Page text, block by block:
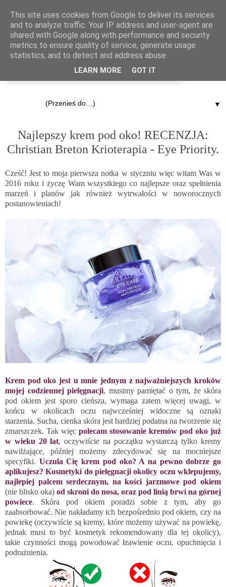
▼
Najlepszy krem pod oko! RECENZJA:
Christian Breton Krioterapia - Eye Priority.
Cześć! Jest to moja pierwsza notka w styczniu więc witam Was w
2016 roku i życzę Wam wszystkiego co najlepsze oraz spełnienia
marzeń i planów jak również wytrwałości w noworocznych
postanowieniach!
Krem pod oko jest u mnie jednym z najważniejszych kroków
mojej codziennej pielęgnacji, musimy pamiętać o tym, że skóra
pod okiem jest sporo cieńsza, wymaga zatem więcej uwagi, w
końcu w okolicach oczu najwcześniej widoczne są oznaki
starzenia. Sucha, cienka skóra jest bardziej podatna na tworzenie się
zmarszczek. Tak więc polecam stosowanie kremów pod oko już
w wieku 20 lat, oczywiście na początku wystarczą tylko kremy
nawilżające, później możemy zdecydować się na mocniejsze
specyfiki. Uczula Cię krem pod oko? A na pewno dobrze go
aplikujesz? Kosmetyki do pielęgnacji okolicy oczu wklepujemy,
najlepiej palcem serdecznym, na kości jarzmowe pod okiem
(nie blisko oka) od skroni do nosa, oraz pod linią brwi na górnej
powiece. Skóra pod okiem poradzi sobie z tym, aby go
zaabsorbować. Nie nakładamy ich bezpośrednio pod okiem, czy na
powiekę (oczywiście są kremy, które możemy używać na powiekę,
jednak musi to być kosmetyk rekomendowany dla tej okolicy),
takie czynności mogą powodować łzawienie oczu, opuchnięcia i
podrażnienia.
This site uses cookies from Google to deliver its services
and to analyze traffic. Your IP address and user-agent are
shared with Google along with performance and security
metrics to ensure quality of service, generate usage
statistics, and to detect and address abuse.
LEARN MORE GOT IT